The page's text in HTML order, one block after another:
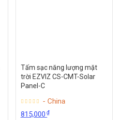
Tấm sạc năng lượng mặt
trời EZVIZ CS-CMT-Solar
Panel-C
- China
815,000₫